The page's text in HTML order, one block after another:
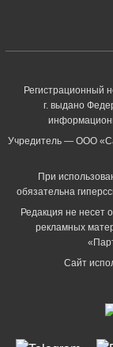
Регистрационный
г. выдано
Учредитель — ООО
При
обязательна
Редакция не несет
рекламных
Сайт